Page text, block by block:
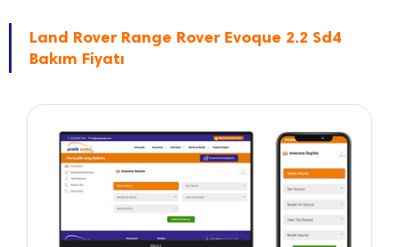
Land Rover Range Rover Evoque 2.2 Sd4
Bakım Fiyatı